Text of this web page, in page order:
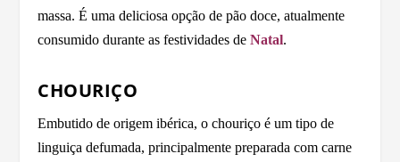
massa. É uma deliciosa opção de pão doce, atualmente
consumido durante as festividades deNatal.
CHOURIÇO
Embutido de origem ibérica, o chouriço é um tipo de
linguiça defumada, principalmente preparada com carne